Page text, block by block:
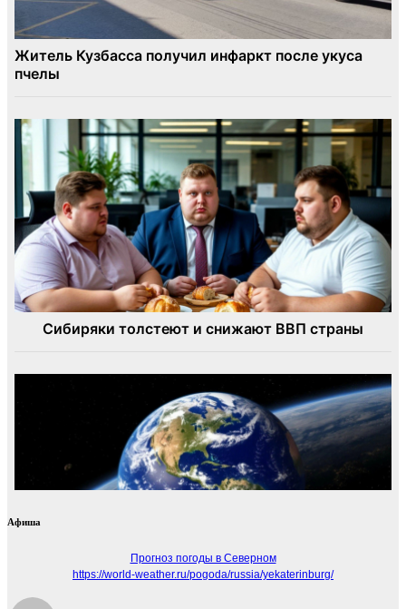
Афиша
Прогноз погоды в Северном
https://world-weather.ru/pogoda/russia/yekaterinburg/